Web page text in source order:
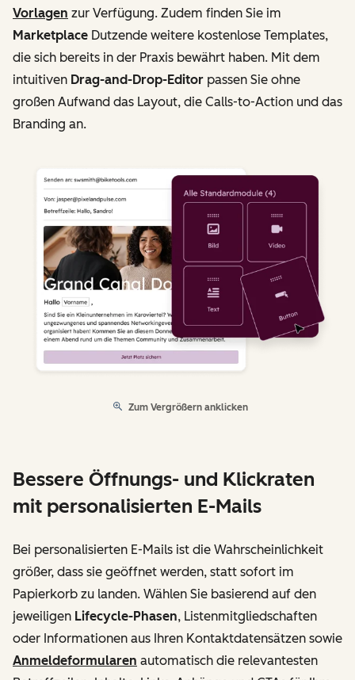
Vorlagen zur Verfügung. Zudem finden Sie im
Marketplace Dutzende weitere kostenlose Templates,
die sich bereits in der Praxis bewährt haben. Mit dem
intuitiven Drag-and-Drop-Editor passen Sie ohne
großen Aufwand das Layout, die Calls-to-Action und das
Branding an.
Zum Vergrößern anklicken
Bessere Öffnungs- und Klickraten
mit personalisierten E-Mails
Bei personalisierten E-Mails ist die Wahrscheinlichkeit
größer, dass sie geöffnet werden, statt sofort im
Papierkorb zu landen. Wählen Sie basierend auf den
jeweiligen Lifecycle-Phasen, Listenmitgliedschaften
oder Informationen aus Ihren Kontaktdatensätzen sowie
Anmeldeformularen automatisch die relevantesten